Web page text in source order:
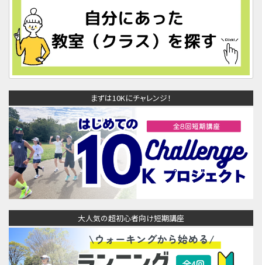
まずは10Kにチャレンジ！
大人気の超初心者向け短期講座